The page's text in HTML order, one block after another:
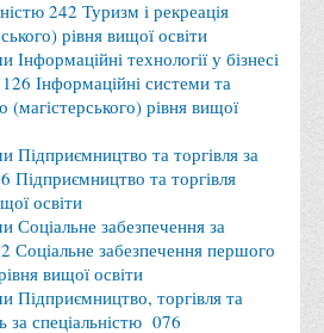
у разі виявлення вибухонебезпечних
надзвичайних ситуацій воєнного
учасників освітнього процесу в
знімати, показувати під час війни
242 Туризм і рекреація
рівня вищої освіти
Інформаційні технології у бізнесі
Інформаційні системи та
(магістерського) рівня вищої
Підприємництво та торгівля за
Підприємництво та торгівля
освіти
Соціальне забезпечення за
Соціальне забезпечення першого
вищої освіти
Підприємництво, торгівля та
за спеціальністю 076